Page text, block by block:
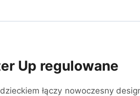
Up regulowane
łączy nowoczesny